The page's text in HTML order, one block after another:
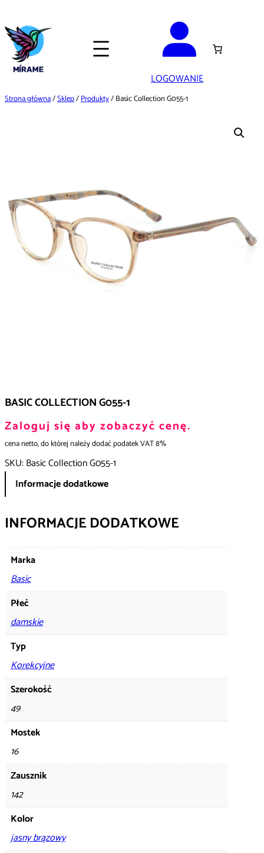
do
treści
LOGOWANIE
Strona główna/Sklep/Produkty/ Basic Collection G055-1
BASIC COLLECTION G055-1
Zaloguj się aby zobaczyć cenę.
cena netto, do której należy dodać podatek VAT 8%
SKU: Basic Collection G055-1
Informacje dodatkowe
INFORMACJE DODATKOWE
Marka
Basic
Płeć
damskie
Typ
Korekcyjne
Szerokość
49
Mostek
16
Zausznik
142
Kolor
jasny brązowy